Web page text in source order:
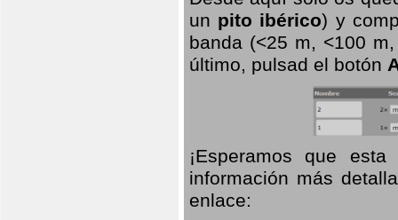
un pito ibérico) y
banda (<25 m, <100
último, pulsad el botón
¡Esperamos que
información más
enlace: